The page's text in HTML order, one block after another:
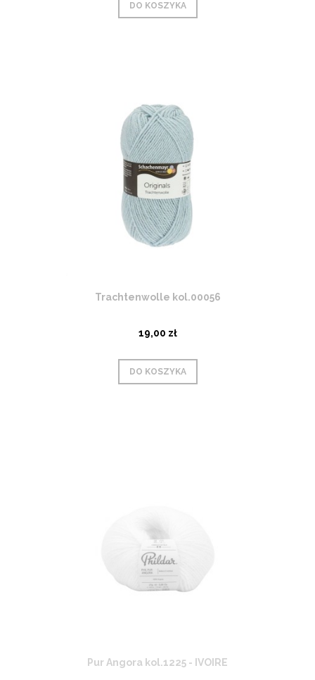
DO KOSZYKA
Trachtenwolle kol.00056
19,00 zł
DO KOSZYKA
Pur Angora kol.1225 - IVOIRE